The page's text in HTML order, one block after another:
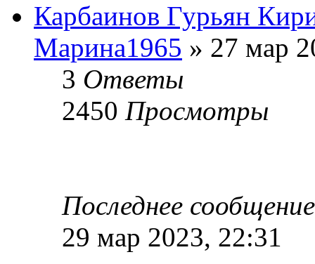
Карбаинов Гурьян
Марина1965 » 27 мар
3 Ответы
2450 Просмотры
Последнее
29 мар 2023, 22:31